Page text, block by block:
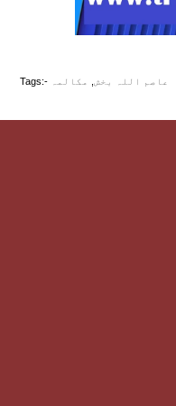
Tags:- عاصم اللہ بخش, مکالمہ